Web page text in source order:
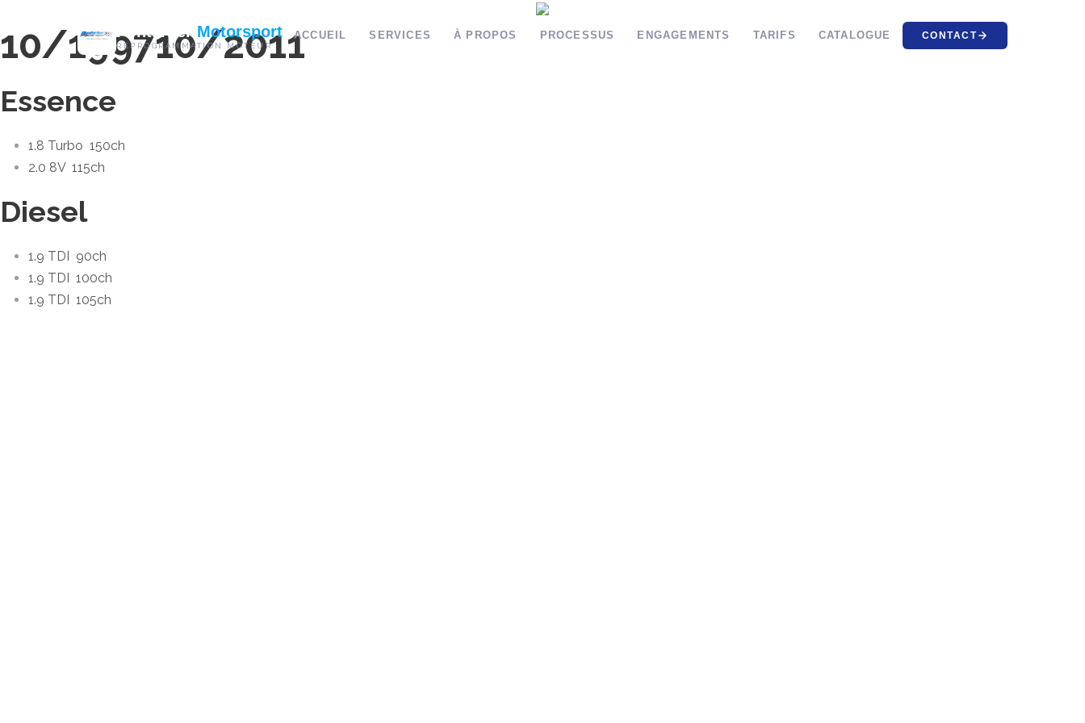
Pontarlier Motorsport
REPROGRAMMATION MOTEUR
ACCUEIL SERVICES À PROPOS PROCESSUS ENGAGEMENTS TARIFS CATALOGUE CONTACT
10/199710/2011
Essence
1.8 Turbo 150ch
2.0 8V 115ch
Diesel
1.9 TDI 90ch
1.9 TDI 100ch
1.9 TDI 105ch